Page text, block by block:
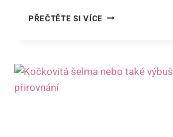
PŘEČTĚTE SI VÍCELVÍ
RÁDI
KRÁLOVÉ